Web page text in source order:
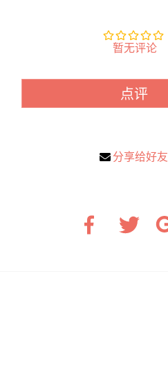
暂无评论
点评
分享给好友